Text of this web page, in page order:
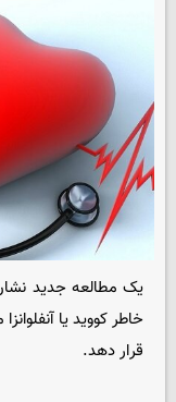
یک مطالعه جدید
خاطر کووید یا
قرار دهد.